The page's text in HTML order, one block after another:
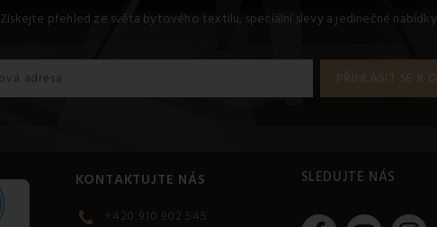
Získejte přehled ze světa bytového textilu, speciální slevy a jedinečné nabídky
KONTAKTUJTE NÁS
+420 910 902 545
SLEDUJTE NÁS